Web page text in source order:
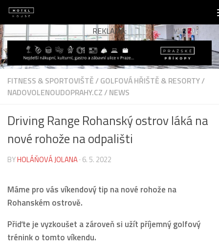
Skip to content
REKLAMA:
FITNESS & SPORTOVIŠTĚ/GOLFOVÁ HŘIŠTĚ & RESORTY/
NADOVOLENOUDOPRAHY.CZ/NEWS
Driving Range Rohanský ostrov láká na
nové rohože na odpališti
BYHOLÁŇOVÁ JOLANA· 6. 5. 2022
Máme pro vás víkendový tip na nové rohože na
Rohanském ostrově.
Přiďte je vyzkoušet a zároveň si užít příjemný golfový
trénink o tomto víkendu.